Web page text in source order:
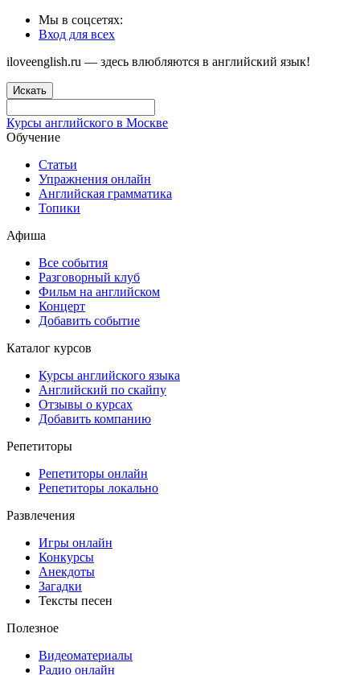
Мы в соцсетях:
Вход для всех
iloveenglish.ru — здесь влюбляются в английский язык!
Искать
Курсы английского в Москве
Обучение
Статьи
Упражнения онлайн
Английская грамматика
Топики
Афиша
Все события
Разговорный клуб
Фильм на английском
Концерт
Добавить событие
Каталог курсов
Курсы английского языка
Английский по скайпу
Отзывы о курсах
Добавить компанию
Репетиторы
Репетиторы онлайн
Репетиторы локально
Развлечения
Игры онлайн
Конкурсы
Анекдоты
Загадки
Тексты песен
Полезное
Видеоматериалы
Радио онлайн